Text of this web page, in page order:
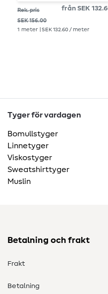
Rek. pris
SEK 156.00
från SEK
1 meter | SEK 132.60 / meter
Tyger för vardagen
Bomullstyger
Linnetyger
Viskostyger
Sweatshirttyger
Muslin
Betalning och frakt
Frakt
Betalning